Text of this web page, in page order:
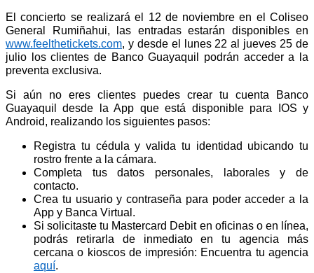
El concierto se realizará el 12 de noviembre en el Coliseo
General Rumiñahui, las entradas estarán disponibles en
www.feelthetickets.com, y desde el lunes 22 al jueves 25 de
julio los clientes de Banco Guayaquil podrán acceder a la
preventa exclusiva.
Si aún no eres clientes puedes crear tu cuenta Banco
Guayaquil desde la App que está disponible para IOS y
Android, realizando los siguientes pasos:
Registra tu cédula y valida tu identidad ubicando tu
rostro frente a la cámara.
Completa tus datos personales, laborales y de
contacto.
Crea tu usuario y contraseña para poder acceder a la
App y Banca Virtual.
Si solicitaste tu Mastercard Debit en oficinas o en línea,
podrás retirarla de inmediato en tu agencia más
cercana o kioscos de impresión: Encuentra tu agencia
aquí.